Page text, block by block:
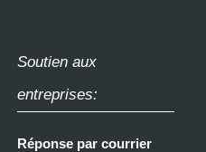
Soutien aux
entreprises:
Réponse par courrier